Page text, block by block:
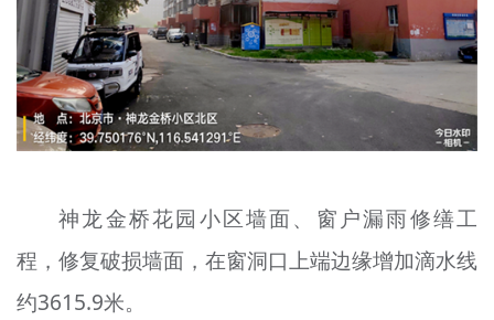
神龙金桥花园小区墙面、窗户漏雨修缮工
程，修复破损墙面，在窗洞口上端边缘增加滴水线
约3615.9米。